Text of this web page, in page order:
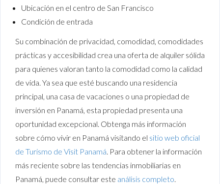
Ubicación en el centro de San Francisco
Condición de entrada
Su combinación de privacidad, comodidad, comodidades
prácticas y accesibilidad crea una oferta de alquiler sólida
para quienes valoran tanto la comodidad como la calidad
de vida. Ya sea que esté buscando una residencia
principal, una casa de vacaciones o una propiedad de
inversión en Panamá, esta propiedad presenta una
oportunidad excepcional. Obtenga más información
sobre cómo vivir en Panamá visitando el sitio web oficial
de Turismo de Visit Panamá . Para obtener la información
más reciente sobre las tendencias inmobiliarias en
Panamá, puede consultar este análisis completo